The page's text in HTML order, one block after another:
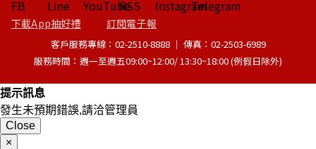
下載App抽好禮 訂閱電子報
客戶服務專線：02-2510-8888 │ 傳真：02-2503-6989
服務時間：週一至週五09:00~12:00/ 13:30~18:00 (例假日除外)
提示訊息
發生未預期錯誤,請洽管理員
Close
×